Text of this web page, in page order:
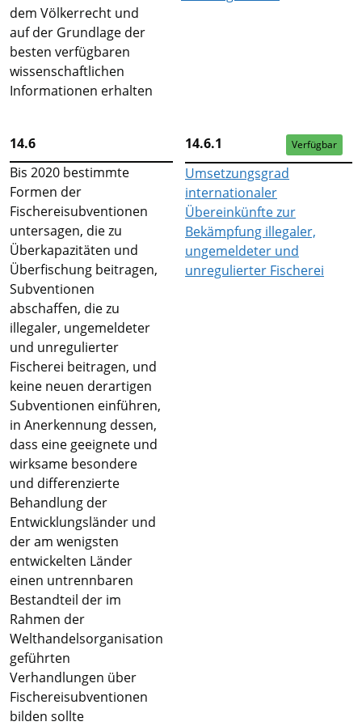
dem Völkerrecht und
auf der Grundlage der
besten verfügbaren
wissenschaftlichen
Informationen erhalten
14.6
Bis 2020 bestimmte
Formen der
Fischereisubventionen
untersagen, die zu
Überkapazitäten und
Überfischung beitragen,
Subventionen
abschaffen, die zu
illegaler, ungemeldeter
und unregulierter
Fischerei beitragen, und
keine neuen derartigen
Subventionen einführen,
in Anerkennung dessen,
dass eine geeignete und
wirksame besondere
und differenzierte
Behandlung der
Entwicklungsländer und
der am wenigsten
entwickelten Länder
einen untrennbaren
Bestandteil der im
Rahmen der
Welthandelsorganisation
geführten
Verhandlungen über
Fischereisubventionen
bilden sollte
14.6.1 Verfügbar
Umsetzungsgrad
internationaler
Übereinkünfte zur
Bekämpfung illegaler,
ungemeldeter und
unregulierter Fischerei